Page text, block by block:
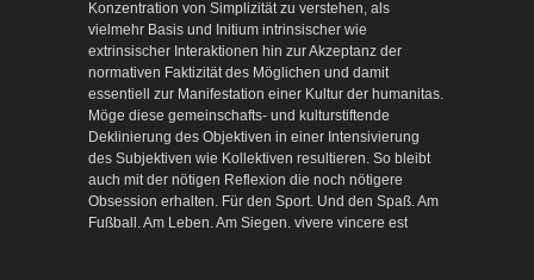
Konzentration von Simplizität zu verstehen, als
vielmehr Basis und Initium intrinsischer wie
extrinsischer Interaktionen hin zur Akzeptanz der
normativen Faktizität des Möglichen und damit
essentiell zur Manifestation einer Kultur der humanitas.
Möge diese gemeinschafts- und kulturstiftende
Deklinierung des Objektiven in einer Intensivierung
des Subjektiven wie Kollektiven resultieren. So bleibt
auch mit der nötigen Reflexion die noch nötigere
Obsession erhalten. Für den Sport. Und den Spaß. Am
Fußball. Am Leben. Am Siegen. vivere vincere est